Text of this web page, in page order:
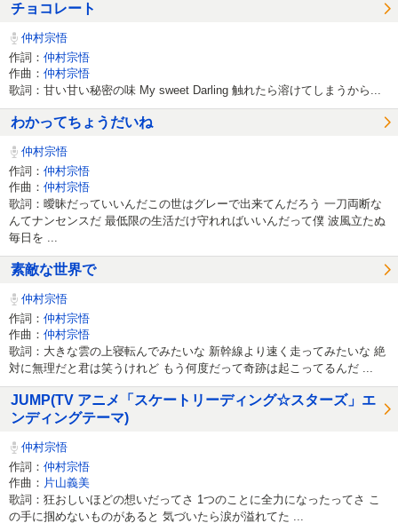
チョコレート
仲村宗悟
作詞： 仲村宗悟
作曲： 仲村宗悟
歌詞：甘い甘い秘密の味 My sweet Darling 触れたら溶けてしまうから...
わかってちょうだいね
仲村宗悟
作詞： 仲村宗悟
作曲： 仲村宗悟
歌詞：曖昧だっていいんだこの世はグレーで出来てんだろう 一刀両断な
んてナンセンスだ 最低限の生活だけ守れればいいんだって僕 波風立たぬ
毎日を ...
素敵な世界で
仲村宗悟
作詞： 仲村宗悟
作曲： 仲村宗悟
歌詞：大きな雲の上寝転んでみたいな 新幹線より速く走ってみたいな 絶
対に無理だと君は笑うけれど もう何度だって奇跡は起こってるんだ ...
JUMP(TV アニメ「スケートリーディング☆スターズ」エ
ンディングテーマ)
仲村宗悟
作詞： 仲村宗悟
作曲： 片山義美
歌詞：狂おしいほどの想いだってさ 1つのことに全力になったってさ こ
の手に掴めないものがあると 気づいたら涙が溢れてた ...